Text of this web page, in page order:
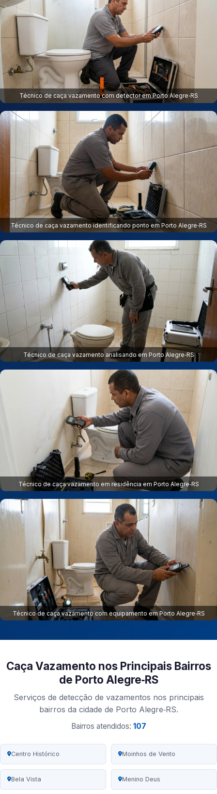
Técnico de caça vazamento com detector em Porto Alegre‑RS
Técnico de caça vazamento identificando ponto em Porto Alegre‑RS
Técnico de caça vazamento analisando em Porto Alegre‑RS
Técnico de caça vazamento em residência em Porto Alegre‑RS
Técnico de caça vazamento com equipamento em Porto Alegre‑RS
Caça Vazamento nos Principais Bairros
de Porto Alegre‑RS
Serviços de detecção de vazamentos nos principais
bairros da cidade de Porto Alegre‑RS.
Bairros atendidos: 107
Centro Histórico Moinhos de Vento
Bela Vista Menino Deus